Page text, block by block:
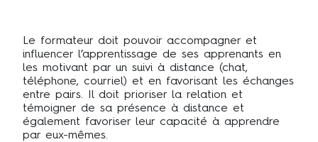
Le formateur doit pouvoir accompagner et
influencer l’apprentissage de ses apprenants en
les motivant par un suivi à distance (chat,
téléphone, courriel) et en favorisant les échanges
entre pairs. Il doit prioriser la relation et
témoigner de sa présence à distance et
également favoriser leur capacité à apprendre
par eux-mêmes.